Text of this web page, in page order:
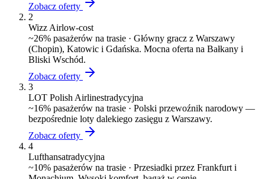
Zobacz oferty
2
Wizz Airlow-cost
~26% pasażerów na trasie · Główny gracz z Warszawy
(Chopin), Katowic i Gdańska. Mocna oferta na Bałkany i
Bliski Wschód.
Zobacz oferty
3
LOT Polish Airlinestradycyjna
~16% pasażerów na trasie · Polski przewoźnik narodowy —
bezpośrednie loty dalekiego zasięgu z Warszawy.
Zobacz oferty
4
Lufthansatradycyjna
~10% pasażerów na trasie · Przesiadki przez Frankfurt i